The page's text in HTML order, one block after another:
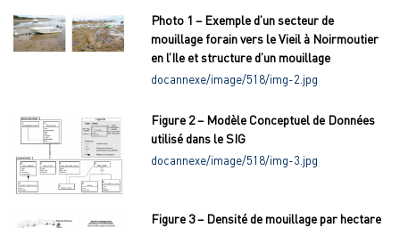
Photo 1 – Exemple d’un secteur de
mouillage forain vers le Vieil à Noirmoutier
en l’Ile et structure d’un mouillage
docannexe/image/518/img-2.jpg
Figure 2 – Modèle Conceptuel de Données
utilisé dans le SIG
docannexe/image/518/img-3.jpg
Figure 3 – Densité de mouillage par hectare